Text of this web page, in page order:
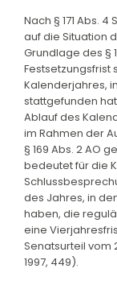
Nach § 171 Abs.
auf die Situation
Grundlage des §
Festsetzungsfrist
Kalenderjahres,
stattgefunden
Ablauf des
im Rahmen der
§ 169 Abs. 2 AO
bedeutet für die
des Jahres, in
haben, die
eine
Senatsurteil vom
1997, 449).